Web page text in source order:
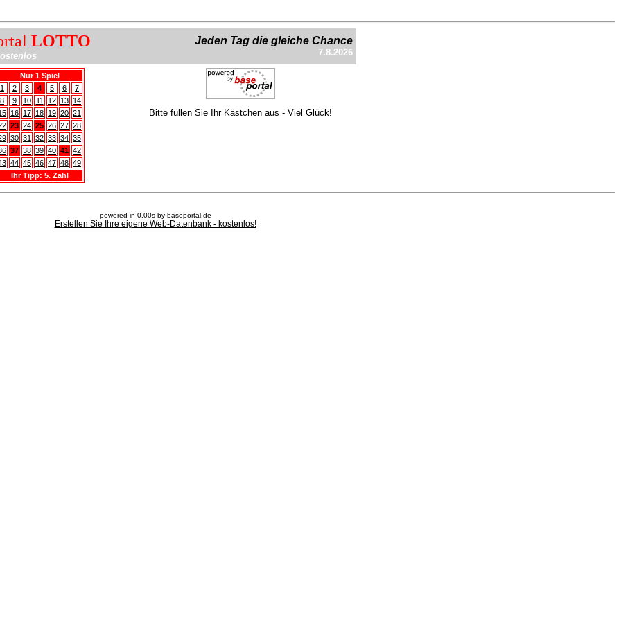
LOTTO Jeden Tag die gleiche Chance
7.8.2026
Nur 1 Spiel
1
2 3 4 5 6
7
8
9 10 11 12 13 14
16 17 18 19 20 21
23 24 25 26 27 28
30 31 32 33 34 35
37 38 39 40 41 42
44 45 46 47 48 49
Ihr Tipp: 5. Zahl
Bitte füllen Sie Ihr Kästchen aus - Viel Glück!
powered in 0.00s by baseportal.de
Erstellen Sie Ihre eigene Web-Datenbank - kostenlos!